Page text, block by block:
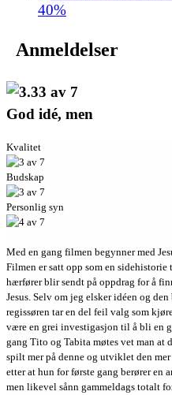
40%
Anmeldelser
God idé, men
Kvalitet
Budskap
Personlig syn
Med en gang filmen begynner med
Filmen er satt opp som en
hærfører blir sendt på oppdrag for å
Jesus. Selv om jeg elsker idéen og
regissøren tar en del feil valg som
være en grei investigasjon til å bli en
gang Tito og Tabita møtes vet man
spilt mer på denne og utviklet den
etter at hun for første gang berører en
men likevel sånn gammeldags totalt